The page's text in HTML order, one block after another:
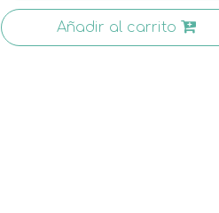
Añadir al carrito